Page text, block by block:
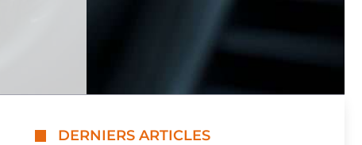
DERNIERS ARTICLES